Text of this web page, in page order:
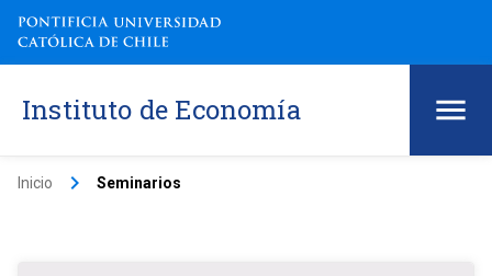
Instituto de Economía
Inicio keyboard_arrow_right Seminarios